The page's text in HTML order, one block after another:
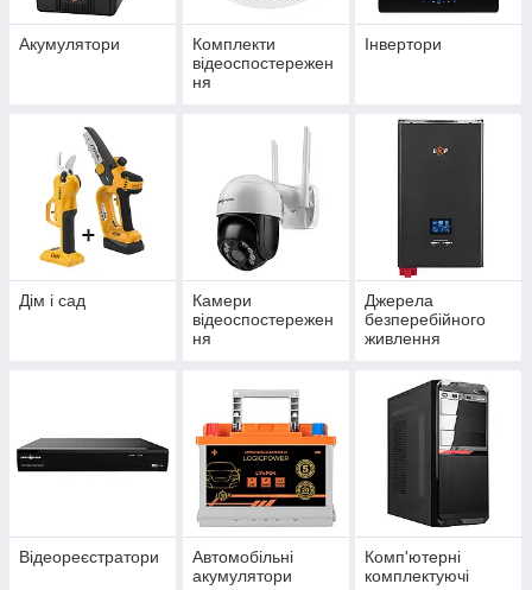
Акумулятори
Комплекти
відеоспостережен
ня
Інвертори
Дім і сад
Камери
відеоспостережен
ня
Джерела
безперебійного
живлення
Відеореєстратори
Автомобільні
акумулятори
Комп'ютерні
комплектуючі